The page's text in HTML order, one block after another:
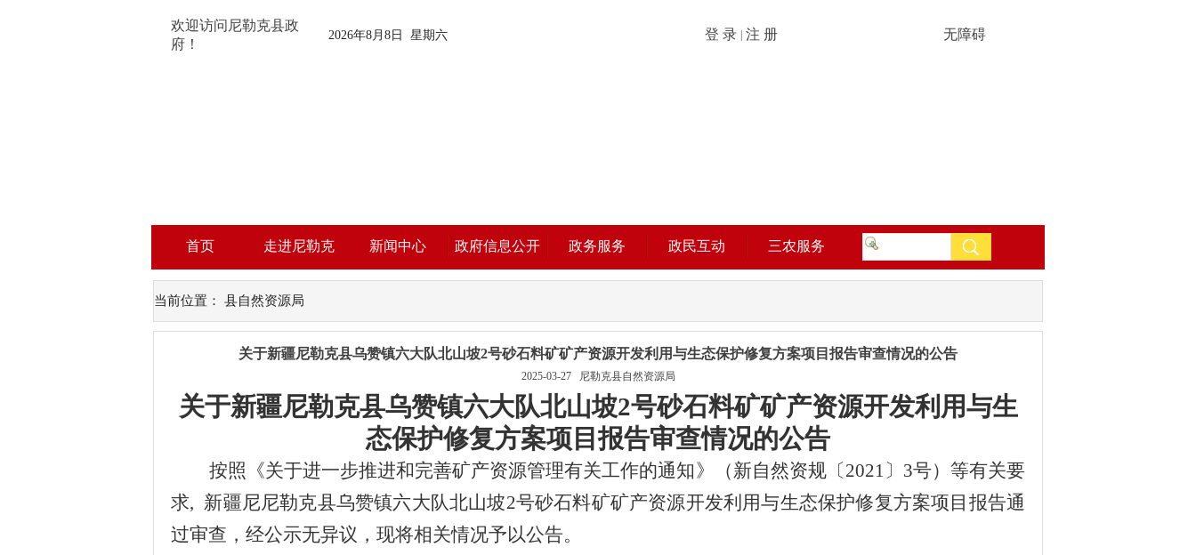
欢迎访问尼勒克县政
府！
2026年8月8日 星期六 登 录 注 册 无障碍
首页 走进尼勒克 新闻中心 政府信息公开 政务服务 政民互动 三农服务
当前位置： 县自然资源局
关于新疆尼勒克县乌赞镇六大队北山坡2号砂石料矿矿产资源开发利用与生态保护修复方案项目报告审查情况的公告
2025-03-27 尼勒克县自然资源局
关于新疆尼勒克县乌赞镇六大队北山坡2号砂石料矿矿产资源开发利用与生
态保护修复方案项目报告审查情况的公告
按照 《关于进一步推进和完善矿产资源管理有关工作的通知》（新自然资规〔2021〕3号）等有关要
求, 新疆尼尼勒克县乌赞镇六大队北山坡2号砂石料矿矿产资源开发利用与生态保护修复方案项目报告通
过审查，经公示无异议，现将相关情况予以公告。